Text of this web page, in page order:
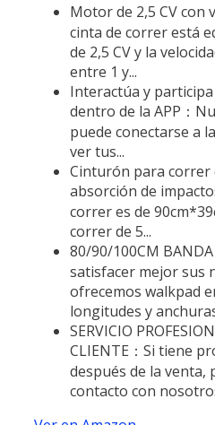
Motor de 2,5 CV con
cinta de correr está
de 2,5 CV y la
entre 1 y...
Interactúa y
dentro de la APP：
puede conectarse a
ver tus...
Cinturón para correr
absorción de
correr es de
correr de 5...
80/90/100CM BANDA
satisfacer mejor sus
ofrecemos walkpad
longitudes y
SERVICIO
CLIENTE：Si tiene
después de la venta,
contacto con